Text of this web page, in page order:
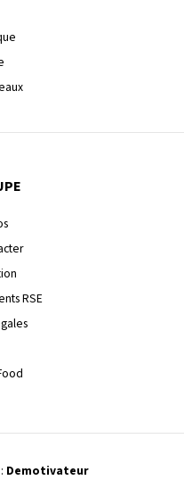
RSE
Demotivateur